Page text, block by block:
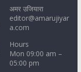
अमर उजियारा
editor@amarujiyar
a.com
Hours
Mon 09:00 am –
05:00 pm